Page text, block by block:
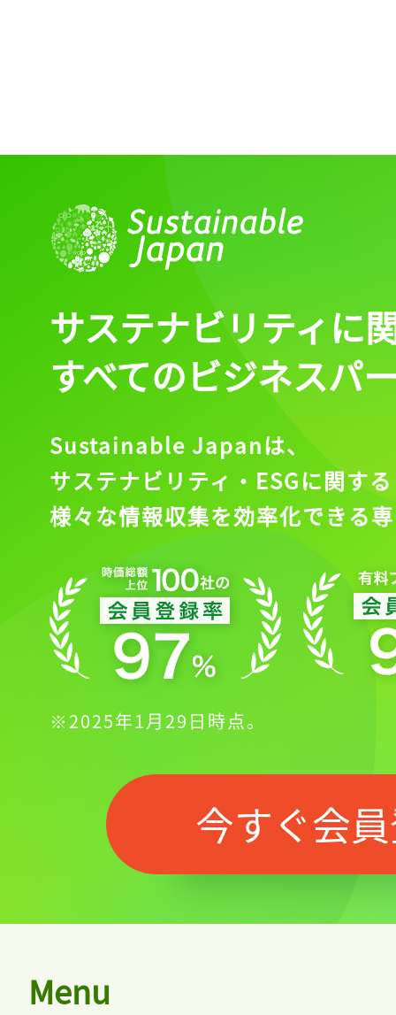
サステナビリティに
すべてのビジネスパ
Sustainable Japanは、
サステナビリティ・ESGに関する
様々な情報収集を効率化できる
※2025年1月29日時点。
今すぐ会
Menu